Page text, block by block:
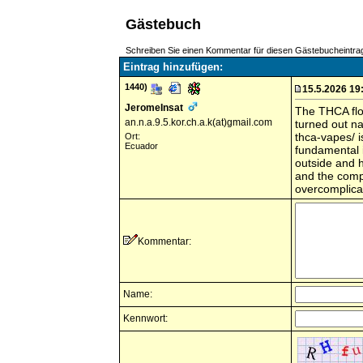
Gästebuch
Schreiben Sie einen Kommentar für diesen
Eintrag hinzufügen:
1440)
JeromeInsat
an.n.a.9.5.kor.ch.a.k(at)gmail.com
Ort:
Ecuador
15.5.2026
The THCA
turned out
thca-vapes/
fundamental
outside and
and the
Kommentar:
Name:
Kennwort: